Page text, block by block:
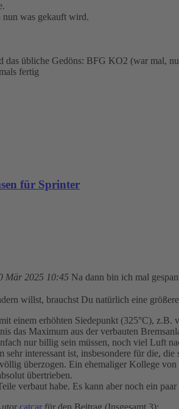
nun was gekauft wird.
übliche Gedöns: BFG KO2 (war mal,
fertig
für Sprinter
Mär 2025 10:45 Na dann bin ich mal
willst, brauchst Du natürlich eine
einem erhöhten Siedepunkt (325°C),
das Maximum aus der verbauten
nur billig sein müssen, noch viel Luft
interessant ist, insbesondere für die,
überzogen. Ein ehemaliger Kollege
übertrieben.
verbaut habe. Es kann aber noch ein
catcar für den Beitrag (Insgesamt 3):